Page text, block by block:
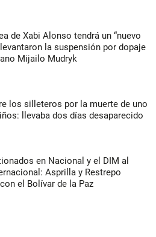
de Xabi Alonso tendrá un “nuevo
la suspensión por dopaje
Mijailo Mudryk
los silleteros por la muerte de uno
llevaba dos días desaparecido
en Nacional y el DIM al
Asprilla y Restrepo
el Bolívar de la Paz